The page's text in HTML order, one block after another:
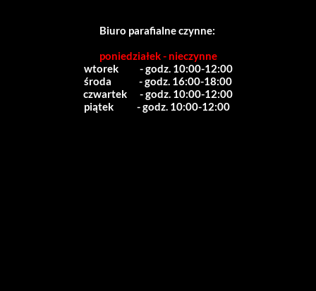
Biuro parafialne czynne:
poniedziałek - nieczynne
wtorek          - godz. 10:00-12:00
środa             - godz. 16:00-18:00
czwartek      - godz. 10:00-12:00
piątek           - godz. 10:00-12:00